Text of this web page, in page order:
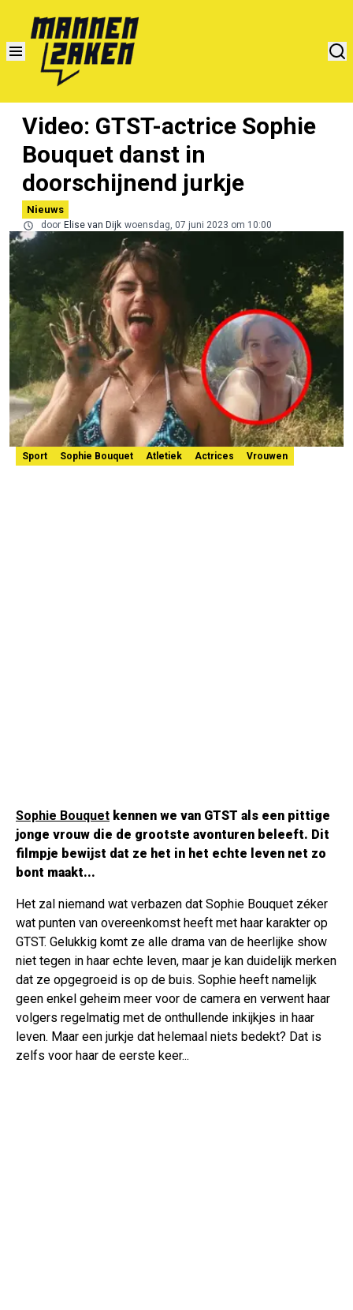
Video: GTST-actrice Sophie
Bouquet danst in
doorschijnend jurkje
Nieuws
door Elise van Dijk woensdag, 07 juni 2023 om 10:00
Sport Sophie Bouquet Atletiek Actrices Vrouwen
Sophie Bouquet kennen we van GTST als een pittige
jonge vrouw die de grootste avonturen beleeft. Dit
filmpje bewijst dat ze het in het echte leven net zo
bont maakt...
Het zal niemand wat verbazen dat Sophie Bouquet zéker
wat punten van overeenkomst heeft met haar karakter op
GTST. Gelukkig komt ze alle drama van de heerlijke show
niet tegen in haar echte leven, maar je kan duidelijk merken
dat ze opgegroeid is op de buis. Sophie heeft namelijk
geen enkel geheim meer voor de camera en verwent haar
volgers regelmatig met de onthullende inkijkjes in haar
leven. Maar een jurkje dat helemaal niets bedekt? Dat is
zelfs voor haar de eerste keer...